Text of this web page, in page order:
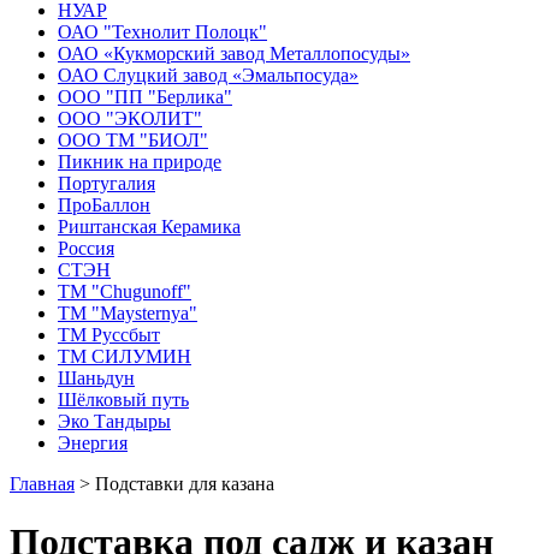
НУАР
ОАО "Технолит Полоцк"
ОАО «Кукморский завод Металлопосуды»
ОАО Слуцкий завод «Эмальпосуда»
ООО "ПП "Берлика"
ООО "ЭКОЛИТ"
ООО ТМ "БИОЛ"
Пикник на природе
Португалия
ПроБаллон
Риштанская Керамика
Россия
СТЭН
ТМ "Chugunoff"
ТМ "Maysternya"
ТМ Руссбыт
ТМ СИЛУМИН
Шаньдун
Шёлковый путь
Эко Тандыры
Энергия
Главная > Подставки для казана
Подставка под садж и казан